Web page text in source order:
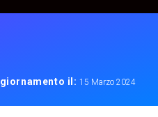
il:15 Marzo 2024